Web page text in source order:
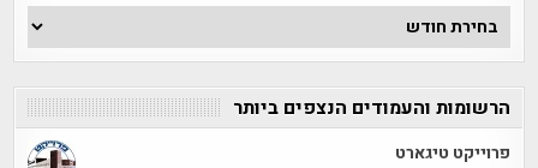
ארכיון
הכתבות
הרשומות והעמודים הנצפים ביותר
פרוייקט טיגארט